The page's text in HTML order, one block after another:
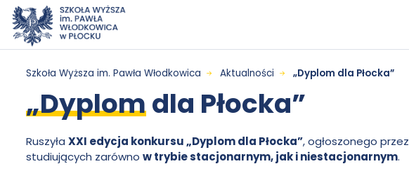
„Dyplom
dla
Płocka”
Szkoła Wyższa im. Pawła Włodkowica Aktualności „Dyplom dla Płocka”
„Dyplomdla Płocka”
Ruszyła XXI edycja konkursu „Dyplom dla Płocka”, ogłoszonego przez
studiujących zarówno w trybie stacjonarnym, jak i niestacjonarnym.